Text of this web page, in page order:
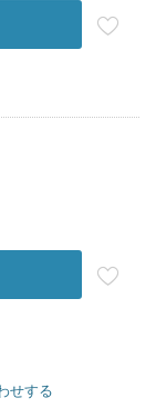
せする